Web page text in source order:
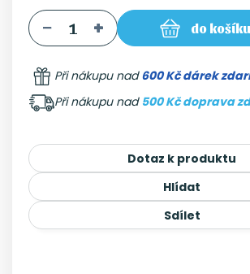
do košíku
Při nákupu nad600 Kč dárek
Při nákupu nad 500 Kč doprava
Dotaz k produktu
Hlídat
Sdílet